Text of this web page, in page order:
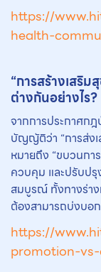
https://
health-
“การสร้างเสริ
ต่างกันอย่างไร?
จากการประกาศก
บัญญัติว่า “การส่งเ
หมายถึง “ขบวนกา
ควบคุม และปรับปรุ
สมบูรณ์ ทั้งทางร่า
ต้องสามารถบ่งบอก
https://
promotion-